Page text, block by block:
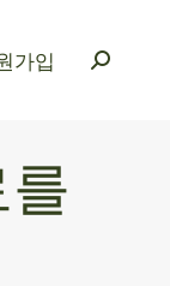
가입
가입